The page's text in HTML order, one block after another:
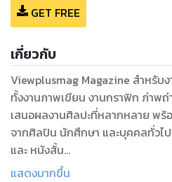
GET FREE
เกี่ยวกับ
Viewplusmag Magazine สำหรับงานศิลปะ จากที่ต่างๆมาพบกัน
ทั้งงานภาพเขียน งานกราฟิก ภ่าพ
เสนอผลงานศิลปะที่หลากหลาย พ
จากศิลปิน นักศึกษา และบุคคลทั่วไ
และ หนังสั้น
Showcase Digital Magazine /
แสดงมากขึ้น